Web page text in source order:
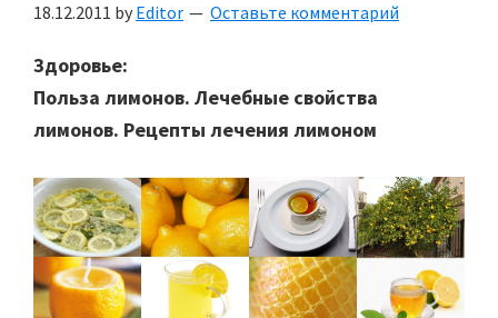
родителей.
18.12.2011 by Editor Оставьте комментарий
Здоровье:
Польза лимонов. Лечебные свойства
лимонов. Рецепты лечения лимоном